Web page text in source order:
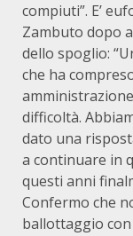
compiuti”. E’
Zambuto dopo
dello spoglio:
che ha
difficoltà.
dato una
a continuare in
questi anni
Confermo che
ballottaggio con